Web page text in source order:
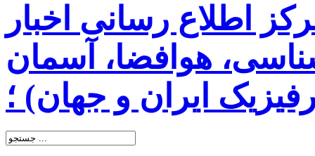
اطلاع رسانی اخبار
هوافضا، آسمان
ایران و جهان) ؛